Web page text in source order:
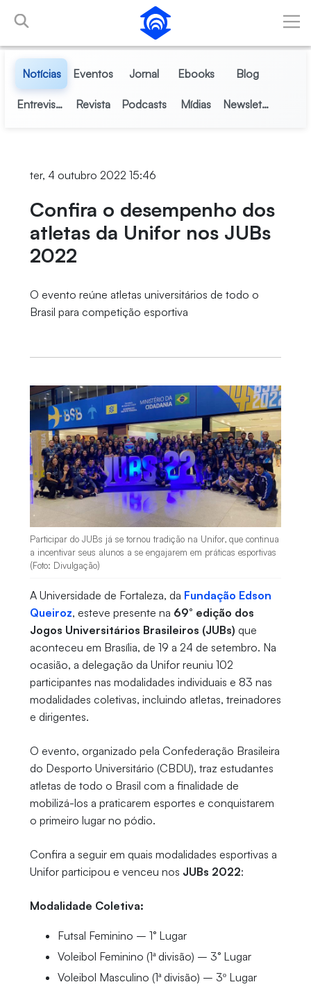
Pular para o Conteúdo principal
Notícias Eventos Jornal Ebooks Blog
Entrevistas Revista Podcasts Mídias Newsletter
ter, 4 outubro 2022 15:46
Confira o desempenho dos
atletas da Unifor nos JUBs
2022
O evento reúne atletas universitários de todo o
Brasil para competição esportiva
Participar do JUBs já se tornou tradição na Unifor, que continua
a incentivar seus alunos a se engajarem em práticas esportivas
(Foto: Divulgação)
A Universidade de Fortaleza, da Fundação Edson
Queiroz, esteve presente na 69° edição dos
Jogos Universitários Brasileiros (JUBs) que
aconteceu em Brasília, de 19 a 24 de setembro. Na
ocasião, a delegação da Unifor reuniu 102
participantes nas modalidades individuais e 83 nas
modalidades coletivas, incluindo atletas, treinadores
e dirigentes.
O evento, organizado pela Confederação Brasileira
do Desporto Universitário (CBDU), traz estudantes
atletas de todo o Brasil com a finalidade de
mobilizá-los a praticarem esportes e conquistarem
o primeiro lugar no pódio.
Confira a seguir em quais modalidades esportivas a
Unifor participou e venceu nos JUBs 2022:
Modalidade Coletiva:
Futsal Feminino – 1° Lugar
Voleibol Feminino (1ª divisão) – 3° Lugar
Voleibol Masculino (1ª divisão) – 3º Lugar